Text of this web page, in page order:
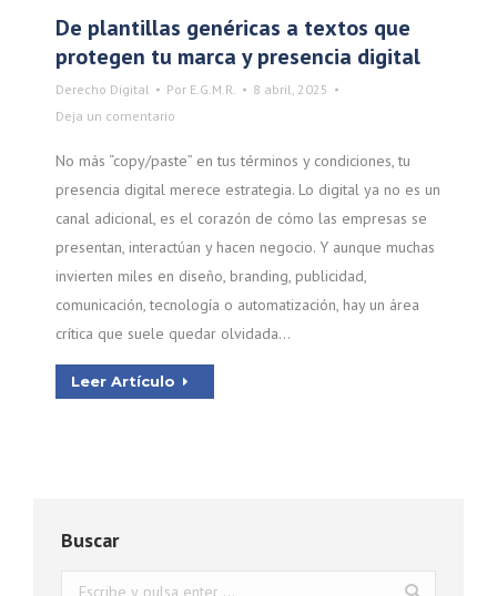
De plantillas genéricas a textos que
protegen tu marca y presencia digital
Derecho Digital Por E.G.M.R.
8 abril, 2025
Deja un comentario
No más “copy/paste” en tus términos y condiciones, tu
presencia digital merece estrategia. Lo digital ya no es un
canal adicional, es el corazón de cómo las empresas se
presentan, interactúan y hacen negocio. Y aunque muchas
invierten miles en diseño, branding, publicidad,
comunicación, tecnología o automatización, hay un área
crítica que suele quedar olvidada…
Leer Artículo
Buscar
Buscar: